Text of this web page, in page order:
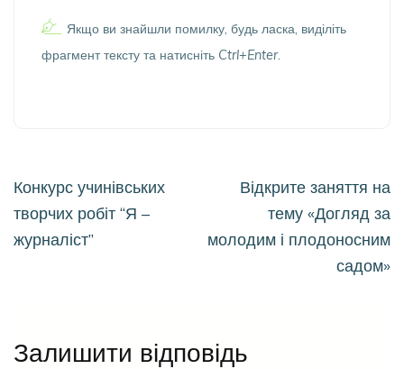
Якщо ви знайшли помилку, будь ласка, виділіть
фрагмент тексту та натисніть Ctrl+Enter.
Навігація
записів
Конкурс учинівських
творчих робіт “Я –
журналіст”
Відкрите заняття на
тему «Догляд за
молодим і плодоносним
садом»
Залишити відповідь